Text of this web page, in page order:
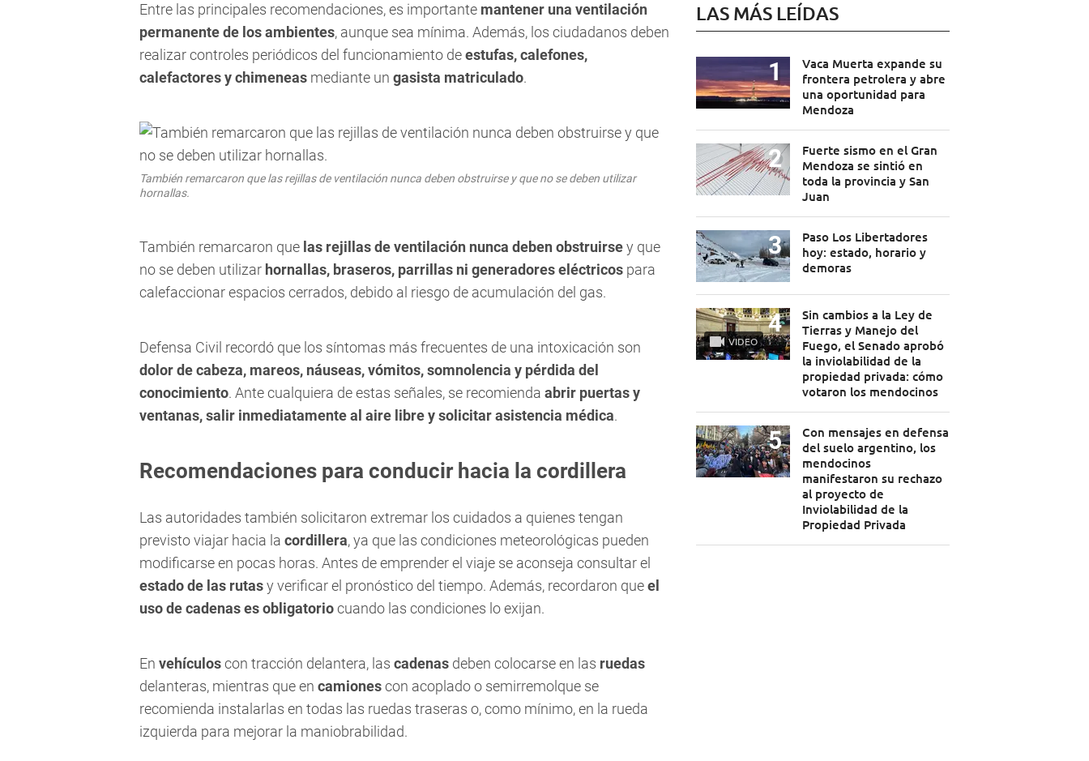
Entre las principales recomendaciones, es importante mantener una ventilación
permanente de los ambientes, aunque sea mínima. Además, los ciudadanos deben
realizar controles periódicos del funcionamiento deestufas, calefones,
calefactores y chimeneas mediante un gasista matriculado.
También remarcaron que las rejillas de ventilación nunca deben obstruirse y que no se deben utilizar
hornallas.
También remarcaron que las rejillas de ventilación nunca deben obstruirsey que
no se deben utilizar hornallas, braseros, parrillas ni generadores eléctricos para
calefaccionar espacios cerrados, debido al riesgo de acumulación del gas.
Defensa Civil recordó que los síntomas más frecuentes de una intoxicación son
dolor de cabeza, mareos, náuseas, vómitos, somnolencia y pérdida del
conocimiento. Ante cualquiera de estas señales, se recomienda abrir puertas y
ventanas, salir inmediatamente al aire libre y solicitar asistencia médica.
Recomendaciones para conducir hacia la cordillera
Las autoridades también solicitaron extremar los cuidados a quienes tengan
previsto viajar hacia la cordillera, ya que las condiciones meteorológicas pueden
modificarse en pocas horas. Antes de emprender el viaje se aconseja consultar el
estado de las rutasy verificar el pronóstico del tiempo. Además, recordaron queel
uso de cadenas es obligatoriocuando las condiciones lo exijan.
En vehículoscon tracción delantera, las cadenas deben colocarse en las ruedas
delanteras, mientras que en camionescon acoplado o semirremolque se
recomienda instalarlas en todas las ruedas traseras o, como mínimo, en la rueda
izquierda para mejorar la maniobrabilidad.
LAS MÁS LEÍDAS
Vaca Muerta expande su
frontera petrolera y abre
una oportunidad para
Mendoza
Fuerte sismo en el Gran
Mendoza se sintió en
toda la provincia y San
Juan
Paso Los Libertadores
hoy: estado, horario y
demoras
VIDEO
Sin cambios a la Ley de
Tierras y Manejo del
Fuego, el Senado aprobó
la inviolabilidad de la
propiedad privada: cómo
votaron los mendocinos
Con mensajes en defensa
del suelo argentino, los
mendocinos
manifestaron su rechazo
al proyecto de
Inviolabilidad de la
Propiedad Privada